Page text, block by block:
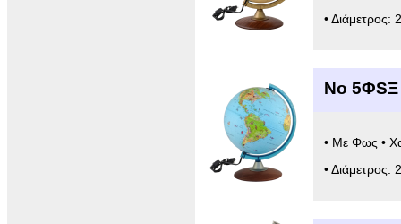
•
Νο 5ΦSΞ
• Με Φως •
•